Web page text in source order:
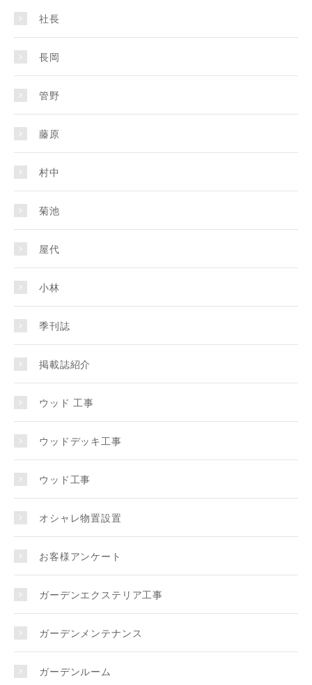
社長
長岡
管野
藤原
村中
菊池
屋代
小林
季刊誌
掲載誌紹介
ウッド 工事
ウッドデッキ工事
ウッド工事
オシャレ物置設置
お客様アンケート
ガーデンエクステリア工事
ガーデンメンテナンス
ガーデンルーム